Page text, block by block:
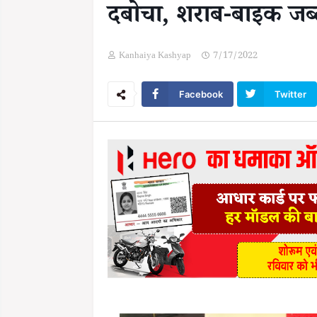
दबोचा, शराब-बाइक
Kanhaiya Kashyap 7/17/2022
Facebook Twitter